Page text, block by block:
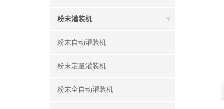
粉末灌装机
粉末自动灌装机
粉末定量灌装机
粉末全自动灌装机